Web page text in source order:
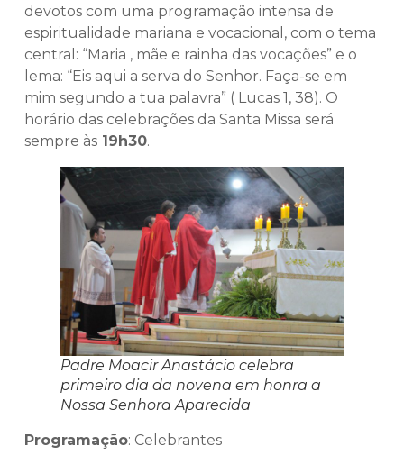
devotos com uma programação intensa de
espiritualidade mariana e vocacional, com o tema
central: “Maria , mãe e rainha das vocações” e o
lema: “Eis aqui a serva do Senhor. Faça-se em
mim segundo a tua palavra” ( Lucas 1, 38). O
horário das celebrações da Santa Missa será
sempre às 19h30.
Padre Moacir Anastácio celebra
primeiro dia da novena em honra a
Nossa Senhora Aparecida
Programação: Celebrantes